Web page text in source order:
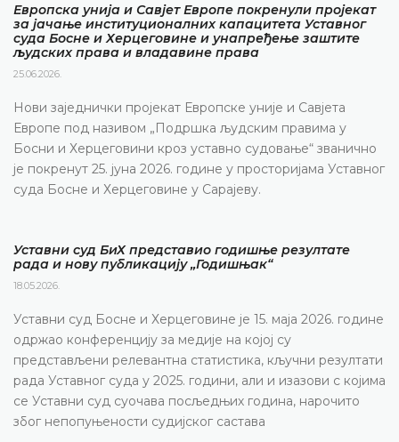
Европска унија и Савјет Европе покренули пројекат
за јачање институционалних капацитета Уставног
суда Босне и Херцеговине и унапређење заштите
људских права и владавине права
25.06.2026.
Нови заједнички пројекат Европске уније и Савјета
Европе под називом „Подршка људским правима у
Босни и Херцеговини кроз уставно судовање“ званично
је покренут 25. јуна 2026. године у просторијама Уставног
суда Босне и Херцеговине у Сарајеву.
Уставни суд БиХ представио годишње резултате
рада и нову публикацију „Годишњак“
18.05.2026.
Уставни суд Босне и Херцеговине је 15. маја 2026. године
одржао конференцију за медије на којој су
представљени релевантна статистика, кључни резултати
рада Уставног суда у 2025. години, али и изазови с којима
се Уставни суд суочава посљедњих година, нарочито
због непопуњености судијског састава